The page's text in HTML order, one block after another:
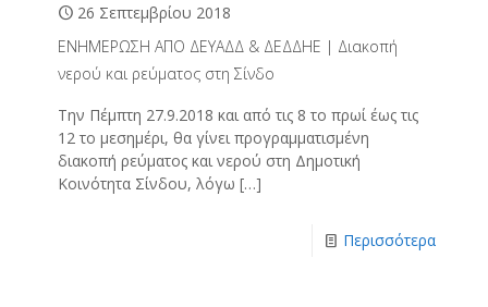
26 Σεπτεμβρίου 2018
ΕΝΗΜΕΡΩΣΗ ΑΠΟ ΔΕΥΑΔΔ & ΔΕΔΔΗΕ | Διακοπή
νερού και ρεύματος στη Σίνδο
Την Πέμπτη 27.9.2018 και από τις 8 το πρωί έως τις
12 το μεσημέρι, θα γίνει προγραμματισμένη
διακοπή ρεύματος και νερού στη Δημοτική
Κοινότητα Σίνδου, λόγω […]
Περισσότερα